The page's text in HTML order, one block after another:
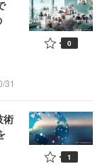
31
0
術
1